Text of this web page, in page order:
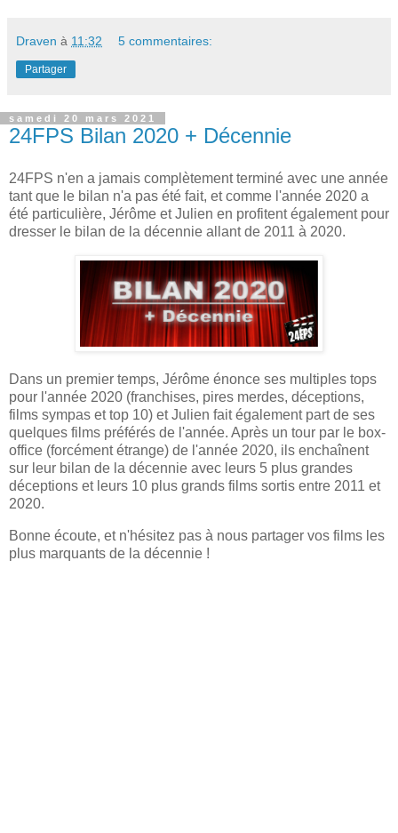
Draven à 11:32 5 commentaires:
Partager
samedi 20 mars 2021
24FPS Bilan 2020 + Décennie
24FPS n'en a jamais complètement terminé avec une année
tant que le bilan n'a pas été fait, et comme l'année 2020 a
été particulière, Jérôme et Julien en profitent également pour
dresser le bilan de la décennie allant de 2011 à 2020.
Dans un premier temps, Jérôme énonce ses multiples tops
pour l'année 2020 (franchises, pires merdes, déceptions,
films sympas et top 10) et Julien fait également part de ses
quelques films préférés de l'année. Après un tour par le box-
office (forcément étrange) de l'année 2020, ils enchaînent
sur leur bilan de la décennie avec leurs 5 plus grandes
déceptions et leurs 10 plus grands films sortis entre 2011 et
2020.
Bonne écoute, et n'hésitez pas à nous partager vos films les
plus marquants de la décennie !